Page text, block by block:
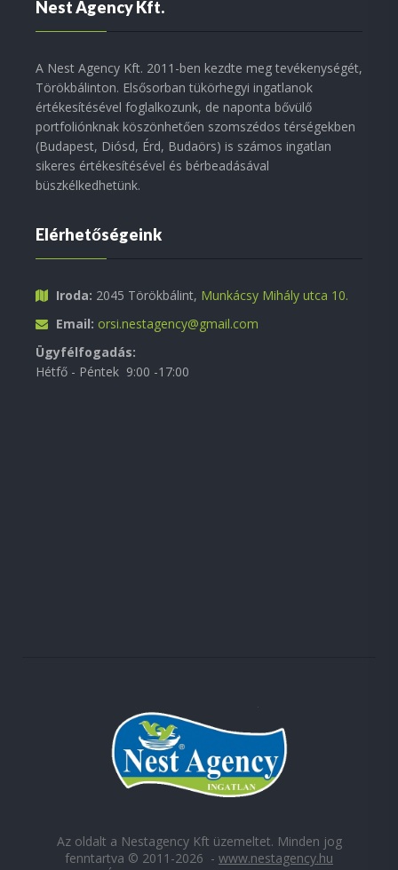
Nest Agency Kft.
A Nest Agency Kft. 2011-ben kezdte meg tevékenységét,
Törökbálinton. Elsősorban tükörhegyi ingatlanok
értékesítésével foglalkozunk, de naponta bővülő
portfoliónknak köszönhetően szomszédos térségekben
(Budapest, Diósd, Érd, Budaörs) is számos ingatlan
sikeres értékesítésével és bérbeadásával
büszkélkedhetünk.
Elérhetőségeink
Iroda: 2045 Törökbálint, Munkácsy Mihály utca 10.
Email: orsi.nestagency@gmail.com
Ügyfélfogadás:
Hétfő - Péntek 9:00 -17:00
Az oldalt a Nestagency Kft üzemeltet. Minden jog
fenntartva © 2011-2026 - www.nestagency.hu